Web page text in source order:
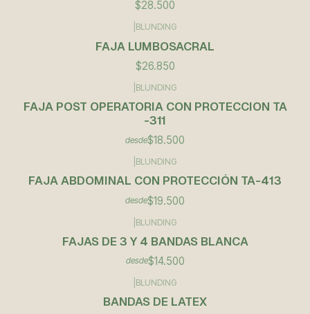
$28.500
BLUNDING
FAJA LUMBOSACRAL
$26.850
BLUNDING
FAJA POST OPERATORIA CON PROTECCION TA
-311
desde$18.500
BLUNDING
FAJA ABDOMINAL CON PROTECCIÓN TA-413
desde$19.500
BLUNDING
FAJAS DE 3 Y 4 BANDAS BLANCA
desde$14.500
BLUNDING
BANDAS DE LATEX